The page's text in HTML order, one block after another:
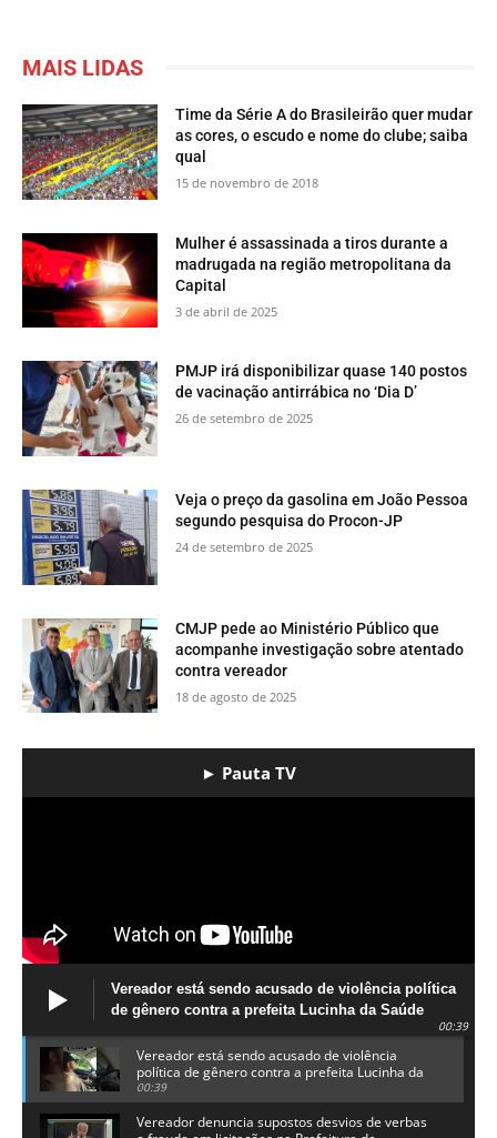
MAIS LIDAS
Time da Série A do Brasileirão quer mudar
as cores, o escudo e nome do clube; saiba
qual
15 de novembro de 2018
Mulher é assassinada a tiros durante a
madrugada na região metropolitana da
Capital
3 de abril de 2025
PMJP irá disponibilizar quase 140 postos
de vacinação antirrábica no ‘Dia D’
26 de setembro de 2025
Veja o preço da gasolina em João Pessoa
segundo pesquisa do Procon-JP
24 de setembro de 2025
CMJP pede ao Ministério Público que
acompanhe investigação sobre atentado
contra vereador
18 de agosto de 2025
► Pauta TV
Vereador está sendo acusado de violência política
de gênero contra a prefeita Lucinha da Saúde
00:39
Vereador está sendo acusado de violência
política de gênero contra a prefeita Lucinha da
Saúde
00:39
Vereador denuncia supostos desvios de verbas